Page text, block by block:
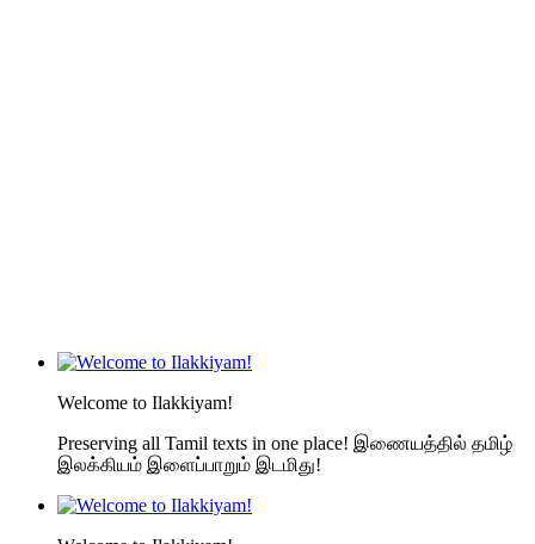
Welcome to Ilakkiyam!
Preserving all Tamil texts in one place! இணையத்தில் தமிழ்
இலக்கியம் இளைப்பாறும் இடமிது!